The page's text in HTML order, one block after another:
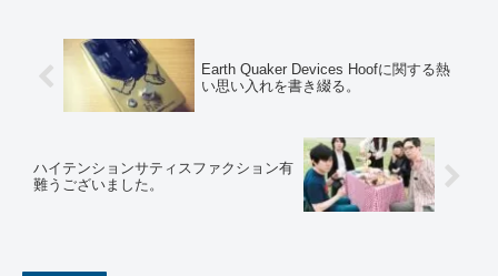
Earth Quaker Devices Hoofに関する熱
い思い入れを書き綴る。
ハイテンションサティスファクション有
難うございました。